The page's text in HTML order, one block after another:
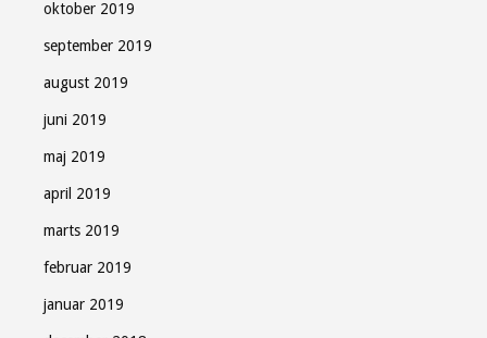
oktober 2019
september 2019
august 2019
juni 2019
maj 2019
april 2019
marts 2019
februar 2019
januar 2019